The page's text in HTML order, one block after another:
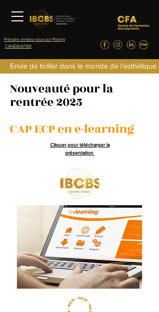
CANDIDATER
Prendre rendez-vous sur Planity
Envie de briller dans le monde de
Nouveauté pour la
rentrée 2025
CAP ECP en e-learning
Cliquer pour télécharger la
présentation